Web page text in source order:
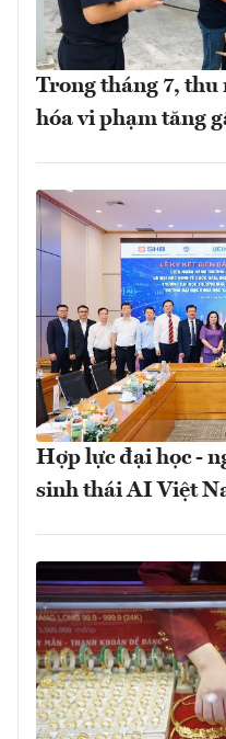
Trong tháng 7, thu
hóa vi phạm tăng
Hợp lực đại học -
sinh thái AI Việt